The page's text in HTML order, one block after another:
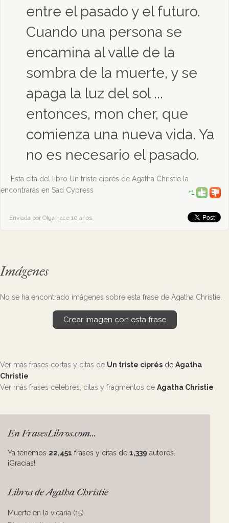
entre el pasado y el futuro.
Cuando una persona se
encamina al valle de la
sombra de la muerte, y se
apaga la luz del sol ...
entonces, mon cher, que
comienza una nueva vida. Ya
no es necesario el pasado.
Esta cita del libro Un triste ciprés de Agatha Christie la
encontrarás en Sad Cypress
+1
Enviada por Olga hace 10 años
Imágenes
No se ha encontrado imágenes sobre esta frase de Agatha Christie.
Crear imagen con esta frase
Ver más frases cortas y citas de Un triste ciprés de Agatha
Christie
Ver más frases célebres, citas y fragmentos de Agatha Christie
En FrasesLibros.com...
Ya tenemos 22,451 frases y citas de 1,339 autores.
¡Gracias!
Libros de Agatha Christie
Muerte en la vicaría (15)